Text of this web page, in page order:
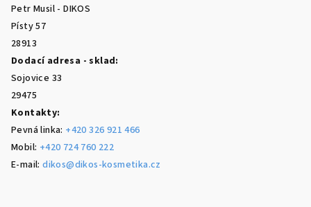
Petr Musil - DIKOS
Písty 57
28913
Dodací adresa - sklad:
Sojovice 33
29475
Kontakty:
Pevná linka: +420 326 921 466
Mobil: +420 724 760 222
E-mail:dikos@dikos-kosmetika.cz